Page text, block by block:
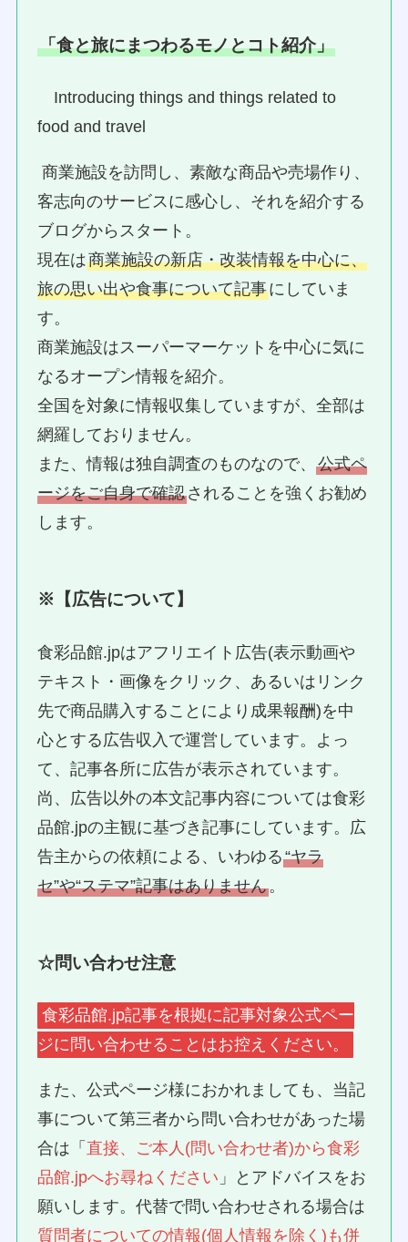
「食と旅にまつわるモノとコト紹介」
Introducing things and things related to
food and travel
商業施設を訪問し、素敵な商品や売場作り、
客志向のサービスに感心し、それを紹介する
ブログからスタート。
現在は商業施設の新店・改装情報を中心に、
旅の思い出や食事について記事にしていま
す。
商業施設はスーパーマーケットを中心に気に
なるオープン情報を紹介。
全国を対象に情報収集していますが、全部は
網羅しておりません。
また、情報は独自調査のものなので、公式ペ
ージをご自身で確認されることを強くお勧め
します。
※【広告について】
食彩品館.jpはアフリエイト広告(表示動画や
テキスト・画像をクリック、あるいはリンク
先で商品購入することにより成果報酬)を中
心とする広告収入で運営しています。よっ
て、記事各所に広告が表示されています。
尚、広告以外の本文記事内容については食彩
品館.jpの主観に基づき記事にしています。広
告主からの依頼による、いわゆる“ヤラ
セ”や“ステマ”記事はありません。
☆問い合わせ注意
食彩品館.jp記事を根拠に記事対象公式ペー
ジに問い合わせることはお控えください。
また、公式ページ様におかれましても、当記
事について第三者から問い合わせがあった場
合は「 直接、ご本人(問い合わせ者)から食彩
品館.jpへお尋ねください 」とアドバイスをお
願いします。代替で問い合わせされる場合は
質問者についての情報(個人情報を除く)も併